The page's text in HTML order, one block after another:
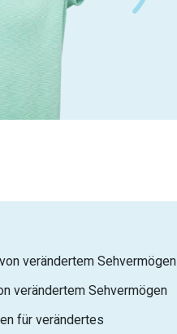
verändertem Sehvermögen
verändertem Sehvermögen
für verändertes